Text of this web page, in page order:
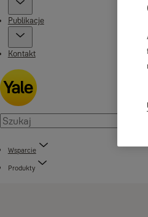
Publikacje
Kontakt
Wsparcie
Produkty